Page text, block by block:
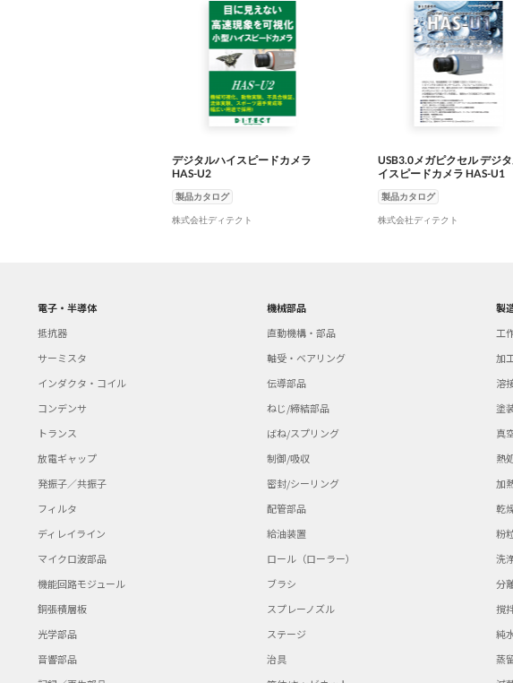
デジタルハイスピードカメラ
HAS-U2
製品カタログ
株式会社ディテクト
USB3.0メガピクセル デジ
イスピードカメラ HAS-U1
製品カタログ
株式会社ディテクト
電子・半導体
抵抗器
サーミスタ
インダクタ・コイル
コンデンサ
トランス
放電ギャップ
発振子／共振子
フィルタ
ディレイライン
マイクロ波部品
機能回路モジュール
銅張積層板
光学部品
音響部品
機械部品
直動機構・部品
軸受・ベアリング
伝導部品
ねじ/締結部品
ばね/スプリング
制御/吸収
密封/シーリング
配管部品
給油装置
ロール（ローラー）
ブラシ
スプレーノズル
ステージ
治具
製
工
加
溶
塗
真
熱
加
乾
粉
洗
分
撹
純
蒸